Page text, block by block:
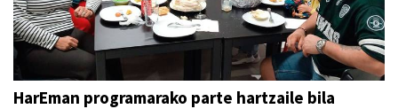
HarEman programarako parte hartzaile bila